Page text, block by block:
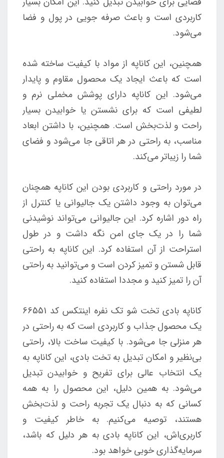
کاربردی است و باعث صرفه جویی در پول و فضا
می‌شود.
همچنین، این کاناپه از مواد با کیفیت ساخته شده
است که باعث ایجاد یک محصول مقاوم و پایدار
می‌شود. این کاناپه دارای پوشش مخملی نرم و
لطیفی است که برای نشستن یا خوابیدن بسیار
راحت و لذت‌بخش است. همچنین، با داشتن ابعاد
مناسب، به راحتی در هر اتاقی جا می‌شود و فضای
شما را زیباتر می‌کند.
در مورد راحتی و کاربردی بودن این کاناپه همچنان
می‌توان به وجود داشتن یک جالیوانی یا کنترل از
راه دور اشاره کرد. این جالیوانی می‌تواند نوشیدنی
شما را در یک جای امن نگه داشت و در طول
استراحت از آن استفاده کرد. این کاناپه به راحتی
قابل شستن و تمیز کردن است و می‌توانید به راحتی
آن را تمیز کنید و مجددا استفاده کنید.
کاناپه بادی تخت شو تک نفره اینتکس کد 66551
یک محصول جذاب و کاربردی است که به راحتی در
هر منزلی جا می‌شود. با کیفیت ساخت بالا، راحتی
بی‌نظیر و امکان تبدیل به تخت بادی، این کاناپه به
یک انتخاب عالی برای تفریح و خوابیدن تبدیل
می‌شود. به همین دلیل، این محصول را به همه
کسانی که به دنبال یک تجربه راحت و لذت‌بخش
هستند، توصیه می‌کنیم. به خاطر کیفیت و
کاربری‌اش، این کاناپه بادی به هر دلیل که باشد،
سرمایه‌گذاری خوبی خواهد بود.